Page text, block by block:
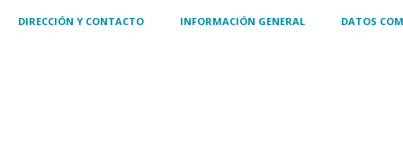
DIRECCIÓN Y CONTACTO INFORMACIÓN GENERAL DATOS